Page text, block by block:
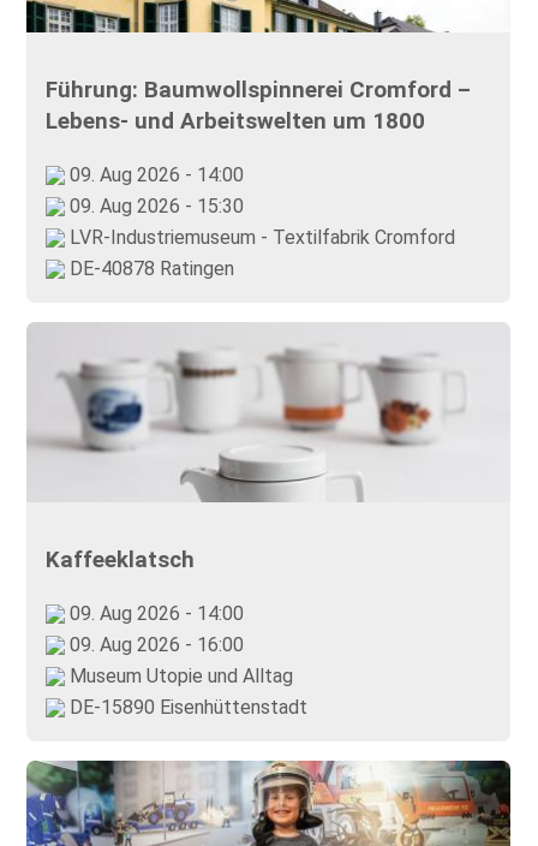
Führung: Baumwollspinnerei Cromford –
Lebens- und Arbeitswelten um 1800
09. Aug 2026 - 14:00
09. Aug 2026 - 15:30
LVR-Industriemuseum - Textilfabrik Cromford
DE-40878 Ratingen
Kaffeeklatsch
09. Aug 2026 - 14:00
09. Aug 2026 - 16:00
Museum Utopie und Alltag
DE-15890 Eisenhüttenstadt